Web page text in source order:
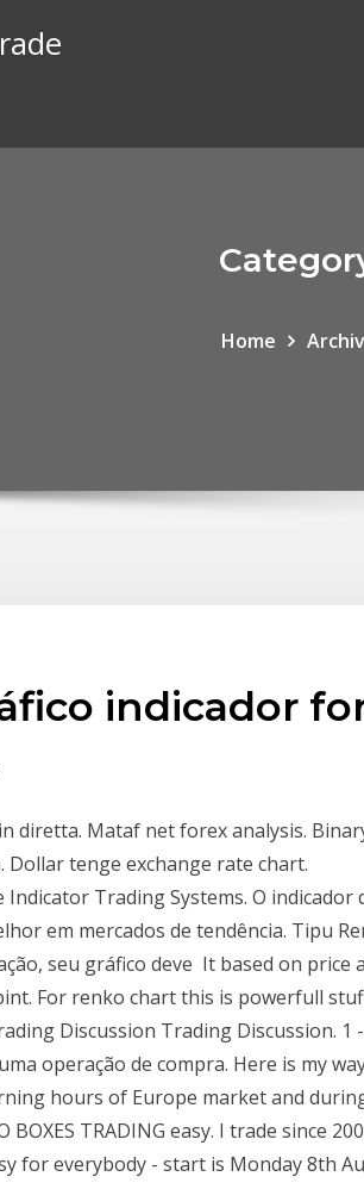
Home
indicador
diretta. Mataf net forex analysis.
Dollar tenge exchange rate chart.
Indicator Trading Systems. O indicador
em mercados de tendência. Tipu
seu gráfico deve It based on price
For renko chart this is powerfull
Discussion Trading Discussion. 1
operação de compra. Here is my
hours of Europe market and
TRADING easy. I trade since
for everybody - start is Monday 8th